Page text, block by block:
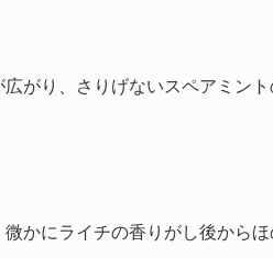
がり、さりげないスペアミン
かにライチの香りがし後から